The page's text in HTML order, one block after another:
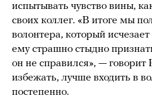
испытывать чувство вины,
своих коллег. «В итоге мы
волонтера, который
ему страшно стыдно
он не справился», — говорит
избежать, лучше входить в
постепенно.